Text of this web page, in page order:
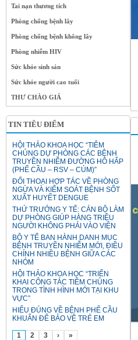
Tai nạn thương tích
Phòng chống bệnh lây
Phòng chống bệnh không lây
Phòng nhiễm HIV
Sức khỏe sinh sản
Sức khỏe người cao tuổi
THƯ CHÀO GIÁ
TIN TIÊU ĐIỂM
HỘI THẢO KHOA HỌC “TIÊM
CHỦNG DỰ PHÒNG CÁC BỆNH
TRUYỀN NHIỄM ĐƯỜNG HÔ HẤP
(PHẾ CẦU – RSV – CÚM)”
ĐỐI THOẠI HỢP TÁC VỀ PHÒNG
NGỪA VÀ KIỂM SOÁT BỆNH SỐT
XUẤT HUYẾT DENGUE
THỨ TRƯỞNG Y TẾ: CÁN BỘ LÀM
DỰ PHÒNG GIÚP HÀNG TRIỆU
NGƯỜI KHÔNG PHẢI VÀO VIỆN
BỘ Y TẾ BAN HÀNH DANH MỤC
BỆNH TRUYỀN NHIỄM MỚI, ĐIỀU
CHỈNH NHIỀU BỆNH GIỮA CÁC
NHÓM
HỘI THẢO KHOA HỌC “TRIỂN
KHAI CÔNG TÁC TIÊM CHỦNG
TRONG TÌNH HÌNH MỚI TẠI KHU
VỰC”
HIỂU ĐÚNG VỀ BỆNH PHẾ CẦU
KHUẨN ĐỂ BẢO VỆ TRẺ EM
1 2 3 › »